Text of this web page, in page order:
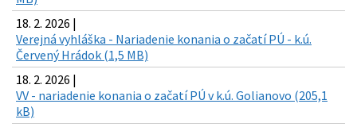
18. 2. 2026 |
Verejná vyhláška - Nariadenie konania o začatí PÚ - k.ú.
Červený Hrádok (1,5 MB)
18. 2. 2026 |
VV - nariadenie konania o začatí PÚ v k.ú. Golianovo (205,1
kB)